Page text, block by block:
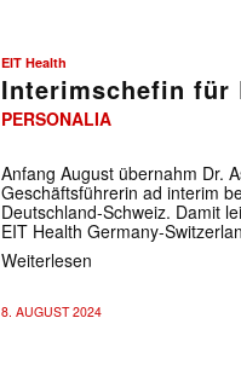
EIT Health
Interimschefin für
PERSONALIA
Anfang August übernahm Dr.
Geschäftsführerin ad interim
Deutschland-Schweiz. Damit
EIT Health Germany-
Weiterlesen
8. AUGUST 2024